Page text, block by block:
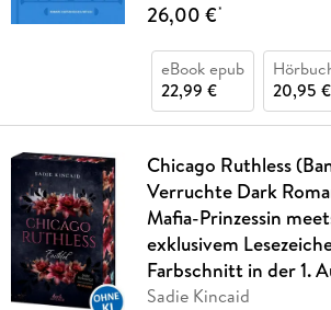
26,00 €*
eBook epub
22,99 €
20,95 €
Chicago Ruthless
Verruchte Dark
Mafia-Prinzessin
exklusivem
Farbschnitt in der 1.
Sadie Kincaid